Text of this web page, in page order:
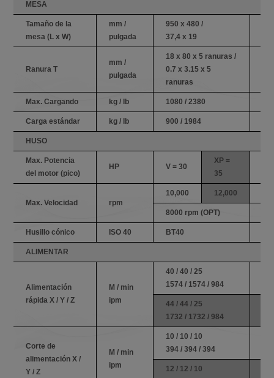
MESA
Tamaño de la
mesa (L x W)
mm /
pulgada
950 x 480 /
37,4 x 19
Ranura T
mm /
pulgada
18 x 80 x 5 ranuras /
0.7 x 3.15 x 5
ranuras
Max. Cargando kg / lb 1080 / 2380
Carga estándar kg / lb 900 / 1984
HUSO
Max. Potencia
del motor (pico)
HP V = 30
XP =
35
Max. Velocidad rpm
10,000 12,000
8000 rpm (OPT)
Husillo cónico ISO 40 BT40
ALIMENTAR
Alimentación
rápida X / Y / Z
M / min
ipm
40 / 40 / 25
1574 / 1574 / 984
44 / 44 / 25
1732 / 1732 / 984
Corte de
alimentación X /
Y / Z
M / min
ipm
10 / 10 / 10
394 / 394 / 394
12 / 12 / 10